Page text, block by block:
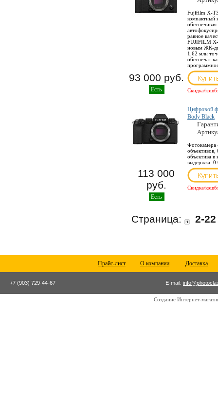
Fujifilm X-
компактный
равное
FUJIFILM
новым ЖК-
1,62 млн
обеспечат
93 000 руб.
Есть Скидка/
Цифровой
Body Black
Фотокамера
объектива
выдержка:
113 000
руб.
Есть
Скидка/
Страница: 2-22
Прайс-лист О компании Доставка
+7 (903) 729-44-67 E-mail:
Создание Интернет-